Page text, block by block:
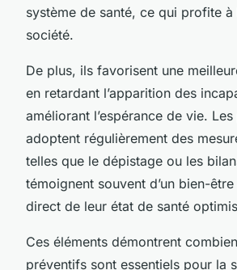
système de santé, ce qui profite à
société.
De plus, ils favorisent une
en retardant l’apparition des
améliorant l’espérance de vie.
adoptent régulièrement des
telles que le dépistage ou les
témoignent souvent d’un bien-
direct de leur état de santé
Ces éléments démontrent
préventifs sont essentiels pour la